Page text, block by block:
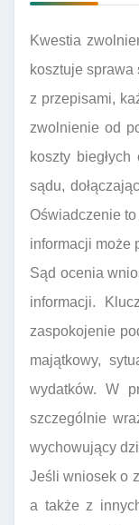
Kwestia
kosztuje
z przepisami,
zwolnienie od
koszty
sądu,
Oświadczenie
informacji może
Sąd ocenia
informacji.
zaspokojenie
majątkowy,
wydatków. W
szczególnie
wychowujący
Jeśli wniosek o
a także z